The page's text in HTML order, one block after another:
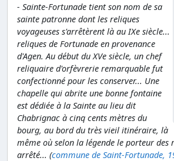
- Sainte-Fortunade tient son nom de sa
sainte patronne dont les reliques
voyageuses s'arrêtèrent là au IXe siècle...
reliques de Fortunade en provenance
d'Agen. Au début du XVe siècle, un chef
reliquaire d'orfèvrerie remarquable fut
confectionné pour les conserver... Une
chapelle qui abrite une bonne fontaine
est dédiée à la Sainte au lieu dit
Chabrignac à cinq cents mètres du
bourg, au bord du très vieil itinéraire, là
même où selon la légende le porteur des
arrêté... (commune de Saint-Fortunade,